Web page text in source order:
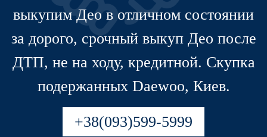
выкупим Део в отличном состоянии
за дорого, срочный выкуп Део после
ДТП, не на ходу, кредитной. Скупка
подержанных Daewoo, Киев.
+38(093)599-5999